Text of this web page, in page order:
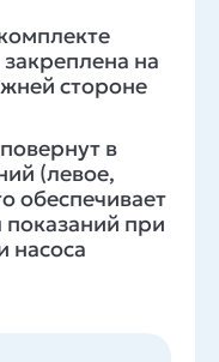
на
стороне
в
(левое,
обеспечивает
показаний при
насоса